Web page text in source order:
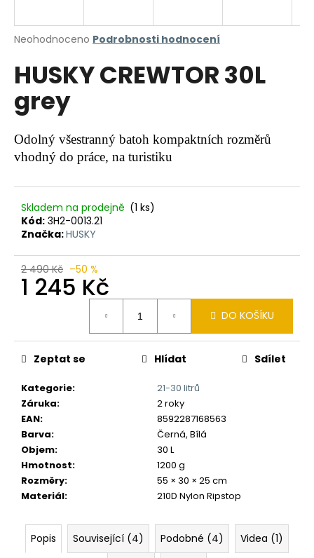
Průměrné
produktu
je
z
5
hvězdiček.
Neohodnoceno Podrobnosti hodnocení
HUSKY CREWTOR 30L
grey
Odolný všestranný batoh kompaktních rozměrů
vhodný do práce, na turistiku
Skladem na prodejně (1 ks)
Kód: 3H2-0013.21
Značka:HUSKY
2 490 Kč –50 %
1 245 Kč
DO KOŠÍKU
Kategorie:
21-30 litrů
Záruka:
2 roky
EAN:
8592287168563
Barva:
Černá, Bílá
Objem:
30 L
Hmotnost:
1200 g
Rozměry:
55 × 30 × 25 cm
Materiál: 210D Nylon Ripstop
Zeptat se Hlídat Sdílet
Popis Související (4) Podobné (4)
Videa (1)
j
t
?
HLEDAT
D
o
p
o
j
e
e